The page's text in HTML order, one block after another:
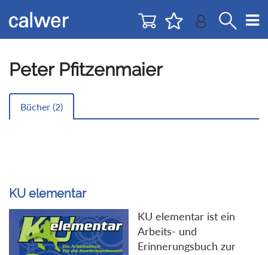
zur
Navigation
zum
Inhalt
Peter Pfitzenmaier
Bücher (2)
KU elementar
KU elementar ist ein
Arbeits- und
Erinnerungsbuch zur